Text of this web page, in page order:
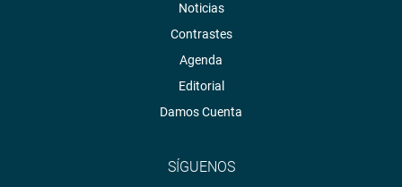
Noticias
Contrastes
Agenda
Editorial
Damos Cuenta
SÍGUENOS